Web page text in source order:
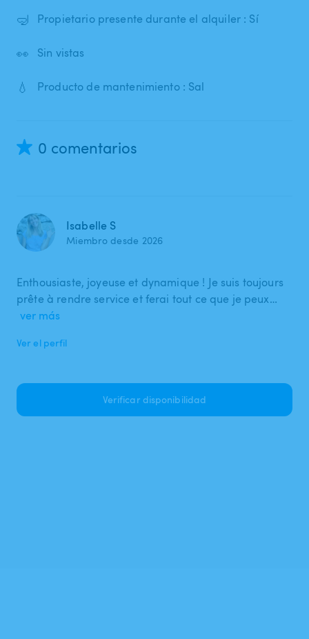
🤿 Propietario presente durante el alquiler : Sí
👀 Sin vistas
💧 Producto de mantenimiento : Sal
0 comentarios
Isabelle S
Miembro desde 2026
Enthousiaste, joyeuse et dynamique ! Je suis toujours
prête à rendre service et ferai tout ce que je peux…
ver más
Ver el perfil
Verificar disponibilidad